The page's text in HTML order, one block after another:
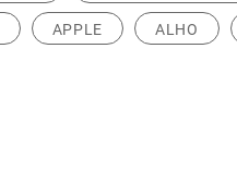
APPLE ALHO